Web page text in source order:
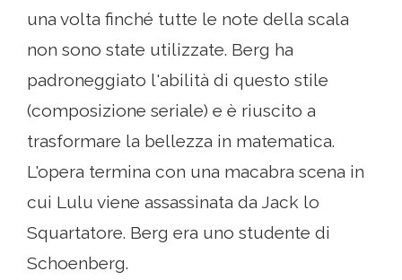
una volta finché tutte le note della scala
non sono state utilizzate. Berg ha
padroneggiato l'abilità di questo stile
(composizione seriale) e è riuscito a
trasformare la bellezza in matematica.
L'opera termina con una macabra scena in
cui Lulu viene assassinata da Jack lo
Squartatore. Berg era uno studente di
Schoenberg.